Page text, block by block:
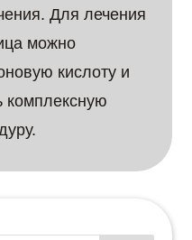
Для лечения
можно
кислоту и
комплексную